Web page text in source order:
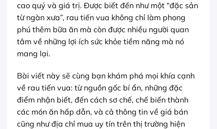
cao quý và giá trị. Được biết đến như một “đặc sản
từ ngàn xưa”, rau tiến vua không chỉ làm phong
phú thêm bữa ăn mà còn được nhiều người quan
tâm về những lợi ích sức khỏe tiềm năng mà nó
mang lại.
Bài viết này sẽ cùng bạn khám phá mọi khía cạnh
về rau tiến vua: từ nguồn gốc bí ẩn, những đặc
điểm nhận biết, đến cách sơ chế, chế biến thành
các món ăn hấp dẫn, và cả thông tin về giá bán
cũng như địa chỉ mua uy tín trên thị trường hiện